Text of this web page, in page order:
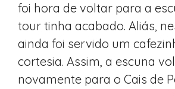
foi hora de voltar para a
tour tinha acabado. Aliás,
ainda foi servido um
cortesia. Assim, a escuna
novamente para o Cais de